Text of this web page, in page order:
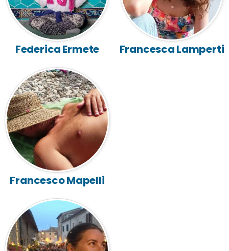
Federica Ermete Francesca Lamperti
Francesco Mapelli